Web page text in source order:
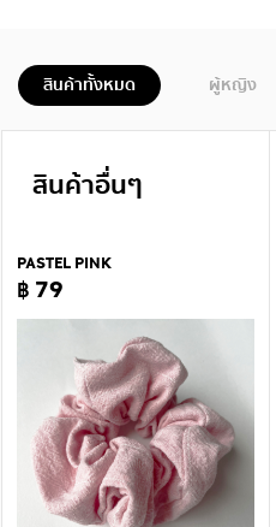
สินค้าทั้งหมด ผู้หญิง
สินค้าอื่นๆ
PASTEL PINK
฿ 79